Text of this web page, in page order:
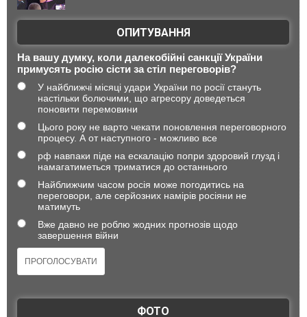
ОПИТУВАННЯ
На вашу думку, коли далекобійні санкції України
примусять росію сісти за стіл переговорів?
У найближчі місяці удари України по росії стануть
настільки болючими, що агресору доведеться
поновити перемовини
Цього року не варто чекати поновлення переговорного
процесу. А от наступного - можливо все
рф навпаки піде на ескалацію попри здоровий глузд і
намагатиметься триматися до останнього
Найближчим часом росія може погодитись на
переговори, але серйозних намірів росіяни не
матимуть
Вже давно не роблю жодних прогнозів щодо
завершення війни
ФОТО